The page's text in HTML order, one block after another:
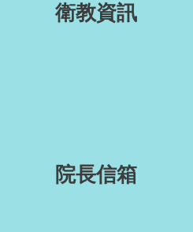
衛教資訊
院長信箱